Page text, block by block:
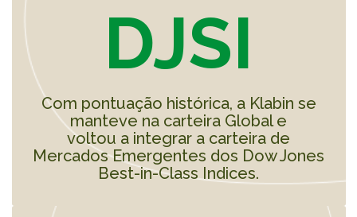
DJSI
Com pontuação histórica, a Klabin se
manteve na carteira Global e
voltou a integrar a carteira de
Mercados Emergentes dos Dow Jones
Best-in-Class Indices.